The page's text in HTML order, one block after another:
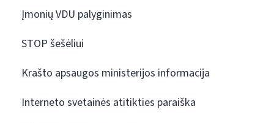
Įmonių VDU palyginimas
STOP šešėliui
Krašto apsaugos ministerijos informacija
Interneto svetainės atitikties paraiška